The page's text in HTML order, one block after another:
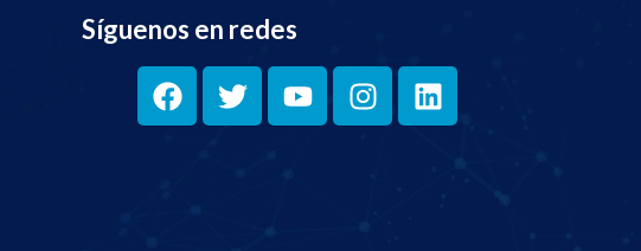
Síguenos en redes